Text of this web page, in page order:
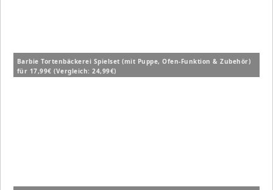
Barbie Tortenbäckerei Spielset (mit Puppe, Ofen-Funktion & Zubehör)
für 17,99€ (Vergleich: 24,99€)